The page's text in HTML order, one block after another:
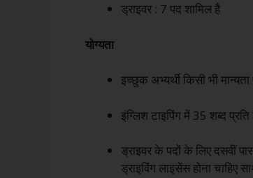
ड्राइवर : 7 पद शामिल है
योग्यता
इच्छुक अभ्यर्थी किसी भी मान्यता
इंग्लिश टाइपिंग में 35 शब्द
ड्राइवर के पदों के लिए दसवीं
ड्राइविंग लाइसेंस होना चाहिए